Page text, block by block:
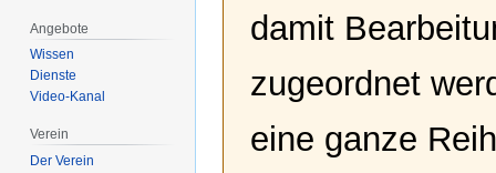
damit
zugeordnet
eine ganze
Angebote
Wissen
Dienste
Video-Kanal
Verein
Der Verein